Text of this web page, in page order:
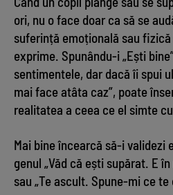
ori, nu o face doar ca să se
suferință emoțională sau
exprime. Spunându-i „Ești
sentimentele, dar dacă îi spui
mai face atâta caz”, poate
realitatea a ceea ce el simte
Mai bine încearcă să-i validezi
genul „Văd că ești supărat. E
sau „Te ascult. Spune-mi ce te